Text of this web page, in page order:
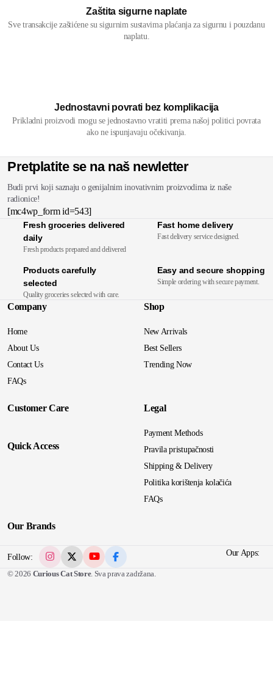
Zaštita sigurne naplate
Sve transakcije zaštićene su sigurnim sustavima plaćanja za sigurnu i pouzdanu
naplatu.
Jednostavni povrati bez komplikacija
Prikladni proizvodi mogu se jednostavno vratiti prema našoj politici povrata
ako ne ispunjavaju očekivanja.
Pretplatite se na naš newletter
Budi prvi koji saznaju o genijalnim inovativnim proizvodima iz naše
radionice!
[mc4wp_form id=543]
Fresh groceries delivered
daily
Fresh products prepared and delivered
Fast home delivery
Fast delivery service designed.
Products carefully
selected
Quality groceries selected with care.
Easy and secure shopping
Simple ordering with secure payment.
Company
Home
About Us
Contact Us
FAQs
Shop
New Arrivals
Best Sellers
Trending Now
Customer Care
Quick Access
Legal
Payment Methods
Pravila pristupačnosti
Shipping & Delivery
Politika korištenja kolačića
FAQs
Our Brands
Follow: Our Apps:
© 2026 Curious Cat Store. Sva prava zadržana.